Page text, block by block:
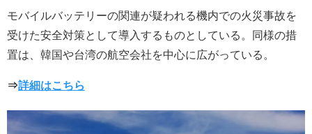
モバイルバッテリーの関連が疑われる機内での火災事故を
受けた安全対策として導入するものとしている。同様の措
置は、韓国や台湾の航空会社を中心に広がっている。
⇒詳細はこちら